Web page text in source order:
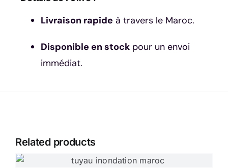
Livraison rapide à travers le Maroc.
Disponible en stock pour un envoi
immédiat.
Related products